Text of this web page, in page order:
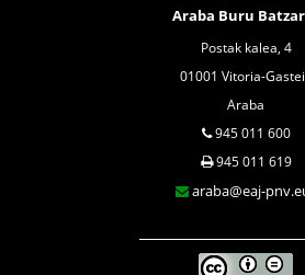
Araba Buru
Postak kalea, 4
01001 Vitoria-
Araba
945 011 600
945 011 619
araba@eaj-